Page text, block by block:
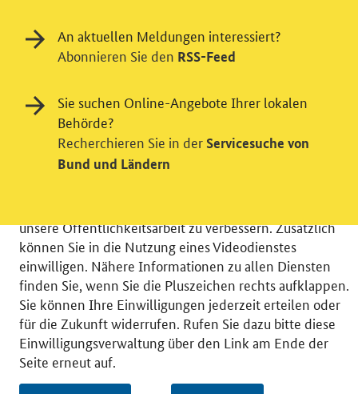
© 2026 Bundesministerium für Wirtschaft und Energie
RSS
Benutzerhinweise
Inhaltsverzeichnis
Impressum
Barrierefreiheit
Datenschutz
Einwilligungsverwaltung
Einwilligung in Tracking und / oder
Videodienst
Wir bitten Sie an dieser Stelle um Ihre Einwilligung für
verschiedene Zusatzdienste unserer Webseite: Wir
unsere Öffentlichkeitsarbeit zu verbessern. Zusätzlich
können Sie in die Nutzung eines Videodienstes
einwilligen. Nähere Informationen zu allen Diensten
finden Sie, wenn Sie die Pluszeichen rechts aufklappen.
Sie können Ihre Einwilligungen jederzeit erteilen oder
für die Zukunft widerrufen. Rufen Sie dazu bitte diese
Einwilligungsverwaltung über den Link am Ende der
Seite erneut auf.
An aktuellen Meldungen interessiert?
Abonnieren Sie den RSS-Feed
Sie suchen Online-Angebote Ihrer lokalen
Behörde?
Recherchieren Sie in der Servicesuche von
Bund und Ländern